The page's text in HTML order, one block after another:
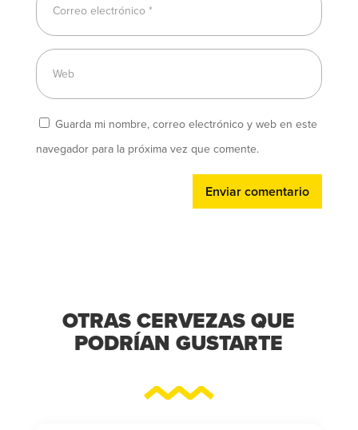
Guarda mi nombre, correo electrónico y web en este
navegador para la próxima vez que comente.
Enviar comentario
OTRAS CERVEZAS QUE
PODRÍAN GUSTARTE